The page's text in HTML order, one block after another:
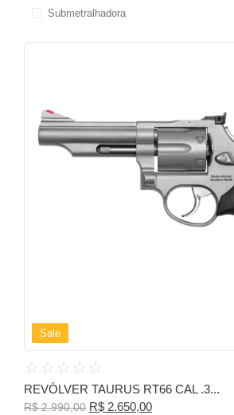
Submetralhadora
Sale
☆ ☆ ☆ ☆ ☆
REVÓLVER TAURUS RT66 CAL .3...
R$2.990,00 R$ 2.650,00